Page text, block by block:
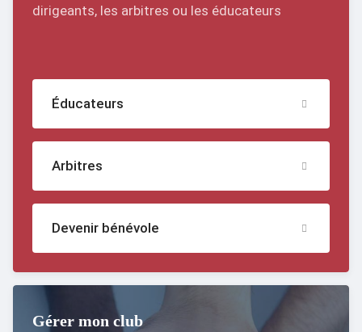
dirigeants, les arbitres ou les éducateurs
Éducateurs
Arbitres
Devenir bénévole
Gérer mon club